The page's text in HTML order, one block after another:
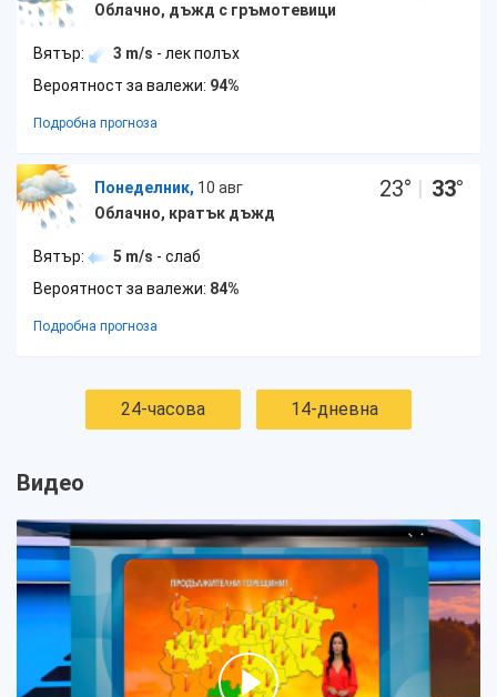
Облачно, дъжд с гръмотевици
Вятър: 3 m/s - лек полъх
Вероятност за валежи: 94%
Подробна прогноза
Понеделник, 10 авг
Облачно, кратък дъжд
23° | 33°
Вятър: 5 m/s - слаб
Вероятност за валежи: 84%
Подробна прогноза
24-часова 14-дневна
Видео